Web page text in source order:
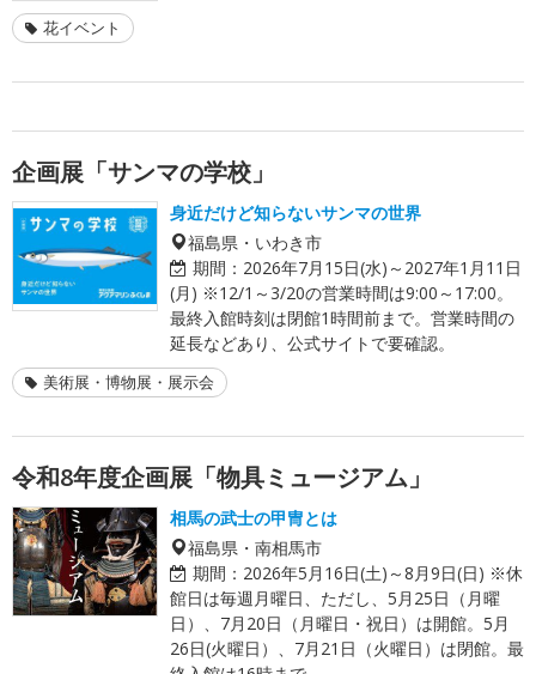
花イベント
企画展「サンマの学校」
身近だけど知らないサンマの世界
福島県・いわき市
期間： 2026年7月15日(水)～2027年1月11日
(月) ※12/1～3/20の営業時間は9:00～17:00。
最終入館時刻は閉館1時間前まで。営業時間の
延長などあり、公式サイトで要確認。
美術展・博物展・展示会
令和8年度企画展「物具ミュージアム」
相馬の武士の甲冑とは
福島県・南相馬市
期間： 2026年5月16日(土)～8月9日(日) ※休
館日は毎週月曜日、ただし、5月25日（月曜
日）、7月20日（月曜日・祝日）は開館。5月
26日(火曜日）、7月21日（火曜日）は閉館。最